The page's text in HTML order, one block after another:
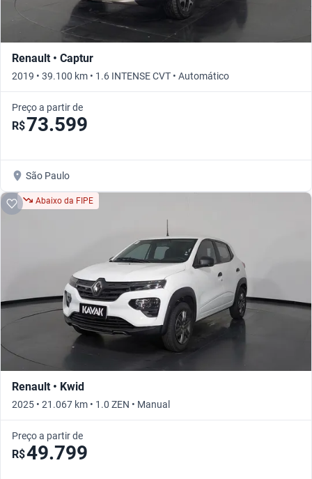
Renault • Captur
2019 • 39.100 km • 1.6 INTENSE CVT • Automático
Preço a partir de
R$73.599
São Paulo
Abaixo da FIPE
Renault • Kwid
2025 • 21.067 km • 1.0 ZEN • Manual
Preço a partir de
R$49.799